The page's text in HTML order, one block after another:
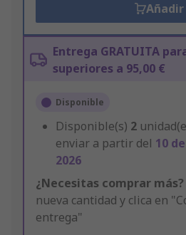
Añadir
Entrega GRATUITA
superiores a 95,00 €
Disponible
Disponible(s) 2
enviar a partir del 10
2026
¿Necesitas comprar más?
nueva cantidad y clica en
entrega"